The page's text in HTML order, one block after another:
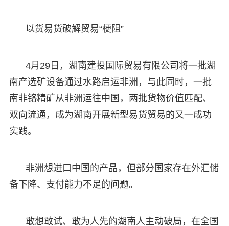
以货易货破解贸易“梗阻”
4月29日，湖南建投国际贸易有限公司将一批湖
南产选矿设备通过水路启运非洲，与此同时，一批
南非铬精矿从非洲运往中国，两批货物价值匹配、
双向流通，成为湖南开展新型易货贸易的又一成功
实践。
非洲想进口中国的产品，但部分国家存在外汇储
备下降、支付能力不足的问题。
敢想敢试、敢为人先的湖南人主动破局，在全国